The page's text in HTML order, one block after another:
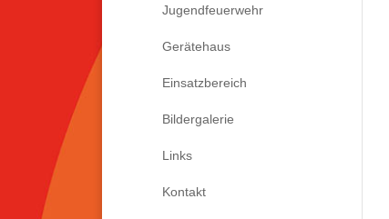
Jugendfeuerwehr
Gerätehaus
Einsatzbereich
Bildergalerie
Links
Kontakt